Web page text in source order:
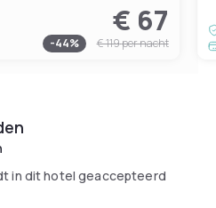
€ 67
-44% € 119per nacht
in dit hotel geaccepteerd